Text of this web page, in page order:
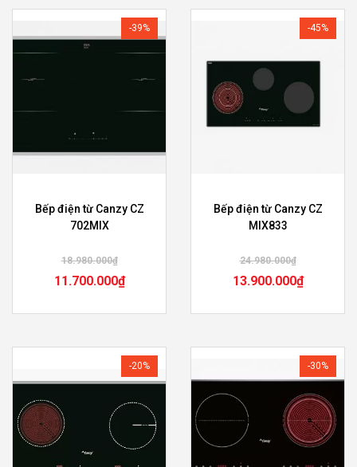
-39%
Bếp điện từ Canzy CZ
702MIX
18.980.000₫
11.700.000₫
-45%
Bếp điện từ Canzy CZ
MIX833
24.980.000₫
13.900.000₫
-20% -30%